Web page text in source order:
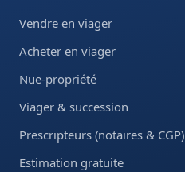
Vendre en viager
Acheter en viager
Nue-propriété
Viager & succession
Prescripteurs (notaires & CGP)
Estimation gratuite